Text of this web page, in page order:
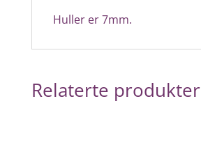
Huller er 7mm.
Relaterte produkter